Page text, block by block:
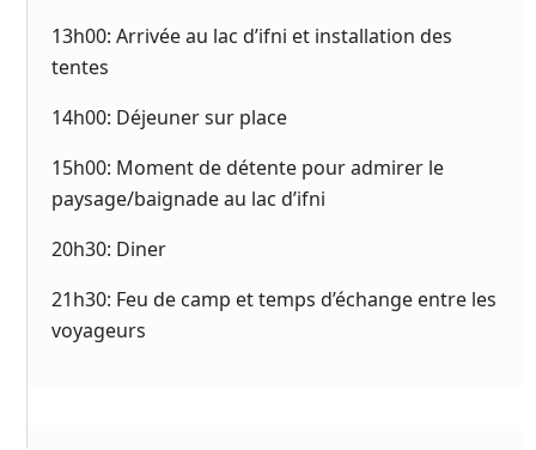
13h00: Arrivée au lac d’ifni et installation des
tentes
14h00: Déjeuner sur place
15h00: Moment de détente pour admirer le
paysage/baignade au lac d’ifni
20h30: Diner
21h30: Feu de camp et temps d’échange entre les
voyageurs